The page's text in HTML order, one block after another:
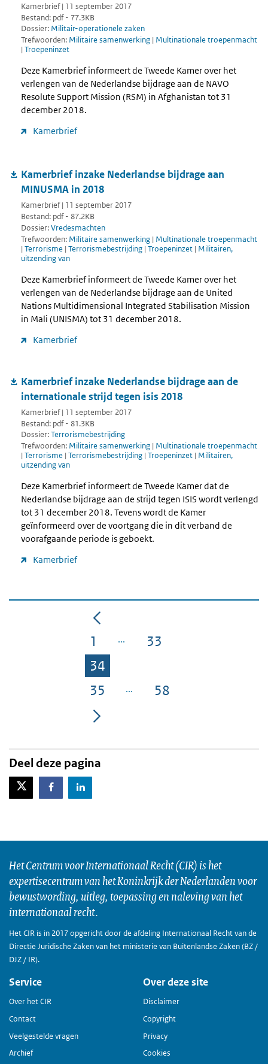
Kamerbrief | 11 september 2017
Bestand: pdf - 77.3KB
Dossier: Militair-operationele zaken
Trefwoorden: Militaire samenwerking | Multinationale troepenmacht
| Troepeninzet
Deze Kamerbrief informeert de Tweede Kamer over het
verlengen van de Nederlandse bijdrage aan de NAVO
Resolute Support Mission (RSM) in Afghanistan tot 31
december 2018.
Kamerbrief
Kamerbrief inzake Nederlandse bijdrage aan
MINUSMA in 2018
Kamerbrief | 11 september 2017
Bestand: pdf - 87.2KB
Dossier:Vredesmachten
Trefwoorden: Militaire samenwerking | Multinationale troepenmacht
| Terrorisme | Terrorismebestrijding | Troepeninzet | Militairen,
uitzending van
Deze Kamerbrief informeert de Tweede Kamer over het
verlengen van de Nederlandse bijdrage aan de United
Nations Multidimensional Integrated Stabilisation Mission
in Mali (UNISMA) tot 31 december 2018.
Kamerbrief
Kamerbrief inzake Nederlandse bijdrage aan de
internationale strijd tegen isis 2018
Kamerbrief | 11 september 2017
Bestand: pdf - 81.3KB
Dossier:Terrorismebestrijding
Trefwoorden: Militaire samenwerking | Multinationale troepenmacht
| Terrorisme | Terrorismebestrijding | Troepeninzet | Militairen,
uitzending van
Deze Kamerbrief informeert de Tweede Kamer dat de
Nederlandse bijdrage aan de strijd tegen ISIS wordt verlengd
tot 31 december 2018. Tevens wordt de Kamer
geïnformeerd over de voortgang die in dit verband de
voorafgaande periode is geboekt.
Kamerbrief
Pagina
1 Pagina
33
Pagina
34
Pagina
35 Pagina
58
Deel deze pagina
X-TwitterFacebookLinkedIn
Het Centrum voor Internationaal Recht (CIR) is het
expertisecentrum van het Koninkrijk der Nederlanden voor
bewustwording, uitleg, toepassing en naleving van het
internationaal recht.
Het CIR is in 2017 opgericht door de afdeling Internationaal Recht van de
Directie Juridische Zaken van het ministerie van Buitenlandse Zaken (BZ /
DJZ / IR).
Service
Over het CIR
Contact
Veelgestelde vragen
Archief
Over deze site
Disclaimer
Copyright
Privacy
Cookies